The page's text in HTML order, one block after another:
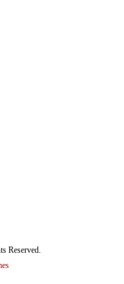
Reserved.